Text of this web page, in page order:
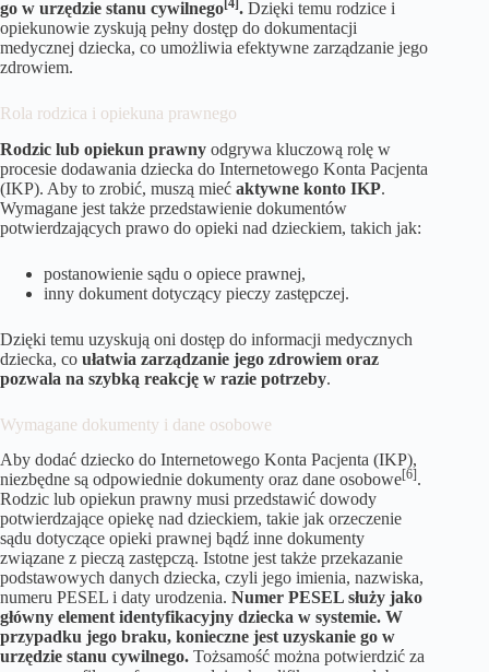
go w urzędzie stanu cywilnego [4] . Dzięki temu rodzice i
opiekunowie zyskują pełny dostęp do dokumentacji
medycznej dziecka, co umożliwia efektywne zarządzanie jego
zdrowiem.
Rola rodzica i opiekuna prawnego
Rodzic lub opiekun prawny odgrywa kluczową rolę w
procesie dodawania dziecka do Internetowego Konta Pacjenta
(IKP). Aby to zrobić, muszą mieć aktywne konto IKP.
Wymagane jest także przedstawienie dokumentów
potwierdzających prawo do opieki nad dzieckiem, takich jak:
postanowienie sądu o opiece prawnej,
inny dokument dotyczący pieczy zastępczej.
Dzięki temu uzyskują oni dostęp do informacji medycznych
dziecka, co ułatwia zarządzanie jego zdrowiem oraz
pozwala na szybką reakcję w razie potrzeby.
Wymagane dokumenty i dane osobowe
Aby dodać dziecko do Internetowego Konta Pacjenta (IKP),
niezbędne są odpowiednie dokumenty oraz dane osobowe[6].
Rodzic lub opiekun prawny musi przedstawić dowody
potwierdzające opiekę nad dzieckiem, takie jak orzeczenie
sądu dotyczące opieki prawnej bądź inne dokumenty
związane z pieczą zastępczą. Istotne jest także przekazanie
podstawowych danych dziecka, czyli jego imienia, nazwiska,
numeru PESEL i daty urodzenia. Numer PESEL służy jako
główny element identyfikacyjny dziecka w systemie. W
przypadku jego braku, konieczne jest uzyskanie go w
urzędzie stanu cywilnego. Tożsamość można potwierdzić za